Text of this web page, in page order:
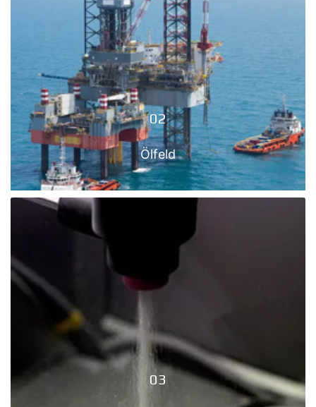
01
LUFT- UND RAUMFAHRT
Mehr anzeigen
02
Ölfeld
Mehr anzeigen
03